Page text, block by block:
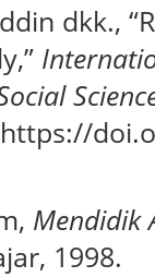
dkk.,
Mendidik
1998.